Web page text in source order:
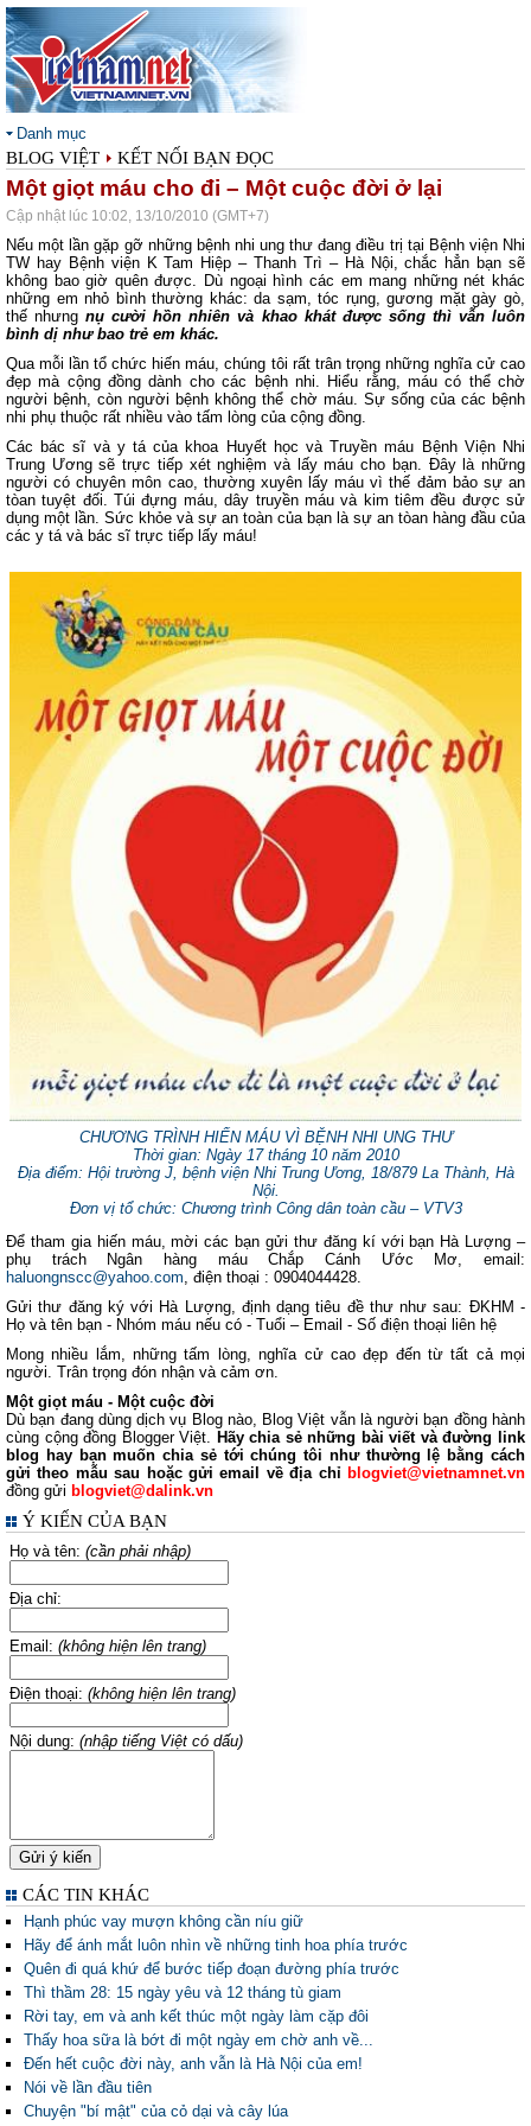
Danh mục
BLOG VIỆT KẾT NỐI BẠN ĐỌC
Một giọt máu cho đi – Một cuộc đời ở lại
Cập nhật lúc 10:02, 13/10/2010 (GMT+7)
Nếu một lần gặp gỡ những bệnh nhi ung thư đang điều trị tại Bệnh viện Nhi
TW hay Bệnh viện K Tam Hiệp – Thanh Trì – Hà Nội, chắc hẳn bạn sẽ
không bao giờ quên được. Dù ngoại hình các em mang những nét khác
những em nhỏ bình thường khác: da sạm, tóc rụng, gương mặt gày gò,
thế nhưngnụ cười hồn nhiên và khao khát được sống thì vẫn luôn
bình dị như bao trẻ em khác.
Qua mỗi lần tổ chức hiến máu, chúng tôi rất trân trọng những nghĩa cử cao
đẹp mà cộng đồng dành cho các bệnh nhi. Hiểu rằng, máu có thể chờ
người bệnh, còn người bệnh không thể chờ máu. Sự sống của các bệnh
nhi phụ thuộc rất nhiều vào tấm lòng của cộng đồng.
Các bác sĩ và y tá của khoa Huyết học và Truyền máu Bệnh Viện Nhi
Trung Ương sẽ trực tiếp xét nghiệm và lấy máu cho bạn. Đây là những
người có chuyên môn cao, thường xuyên lấy máu vì thế đảm bảo sự an
tòan tuyệt đối. Túi đựng máu, dây truyền máu và kim tiêm đều được sử
dụng một lần. Sức khỏe và sự an toàn của bạn là sự an tòan hàng đầu của
các y tá và bác sĩ trực tiếp lấy máu!
CHƯƠNG TRÌNH HIẾN MÁU VÌ BỆNH NHI UNG THƯ
Thời gian: Ngày 17 tháng 10 năm 2010
Địa điểm: Hội trường J, bệnh viện Nhi Trung Ương, 18/879 La Thành, Hà
Nội.
Đơn vị tổ chức: Chương trình Công dân toàn cầu – VTV3
Để tham gia hiến máu, mời các bạn gửi thư đăng kí với bạn Hà Lượng –
phụ trách Ngân hàng máu Chắp Cánh Ước Mơ, email:
haluongnscc@yahoo.com, điện thoại : 0904044428.
Gửi thư đăng ký với Hà Lượng, định dạng tiêu đề thư như sau: ĐKHM -
Họ và tên bạn - Nhóm máu nếu có - Tuổi – Email - Số điện thoại liên hệ
Mong nhiều lắm, những tấm lòng, nghĩa cử cao đẹp đến từ tất cả mọi
người. Trân trọng đón nhận và cảm ơn.
Một giọt máu - Một cuộc đời
Dù bạn đang dùng dịch vụ Blog nào, Blog Việt vẫn là người bạn đồng hành
cùng cộng đồng Blogger Việt. Hãy chia sẻ những bài viết và đường link
blog hay bạn muốn chia sẻ tới chúng tôi như thường lệ bằng cách
gửi theo mẫu sau hoặc gửi email về địa chỉ blogviet@vietnamnet.vn
đồng gửi blogviet@dalink.vn
Ý KIẾN CỦA BẠN
Họ và tên: (cần phải nhập)
Địa chỉ:
Email: (không hiện lên trang)
Điện thoại: (không hiện lên trang)
Nội dung: (nhập tiếng Việt có dấu)
CÁC TIN KHÁC
Hạnh phúc vay mượn không cần níu giữ
Hãy để ánh mắt luôn nhìn về những tinh hoa phía trước
Quên đi quá khứ để bước tiếp đoạn đường phía trước
Thì thầm 28: 15 ngày yêu và 12 tháng tù giam
Rời tay, em và anh kết thúc một ngày làm cặp đôi
Thấy hoa sữa là bớt đi một ngày em chờ anh về...
Đến hết cuộc đời này, anh vẫn là Hà Nội của em!
Nói về lần đầu tiên
Chuyện "bí mật" của cỏ dại và cây lúa